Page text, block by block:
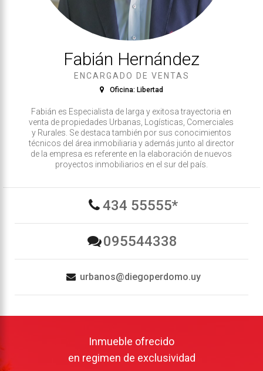
Fabián Hernández
ENCARGADO DE VENTAS
Oficina: Libertad
Fabián es Especialista de larga y exitosa trayectoria en
venta de propiedades Urbanas, Logísticas, Comerciales
y Rurales. Se destaca también por sus conocimientos
técnicos del área inmobiliaria y además junto al director
de la empresa es referente en la elaboración de nuevos
proyectos inmobiliarios en el sur del país.
434 55555*
095544338
urbanos@diegoperdomo.uy
Inmueble ofrecido
en regimen de exclusividad